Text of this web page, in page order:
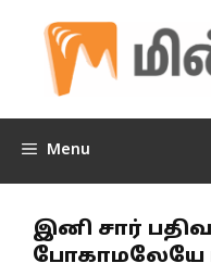
content
Menu
இனி சார்
போகாமலேயே